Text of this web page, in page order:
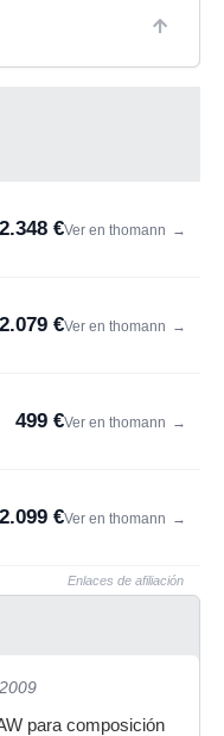
2.348 €Ver en thomann →
2.079 €Ver en thomann →
499 €Ver en thomann →
2.099 €Ver en thomann →
Enlaces de afiliación
para composición